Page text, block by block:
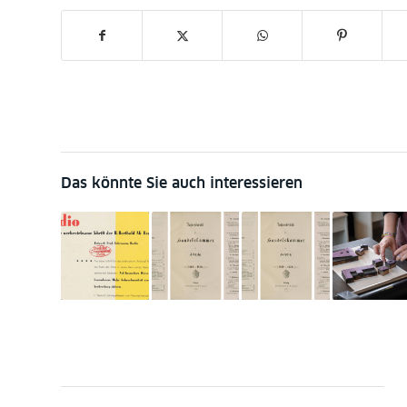
Das könnte Sie auch interessieren